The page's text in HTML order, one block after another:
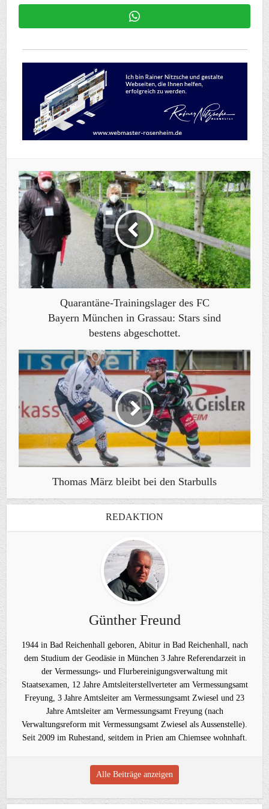
Quarantäne-Trainingslager des FC
Bayern München in Grassau: Stars sind
bestens abgeschottet.
Thomas März bleibt bei den Starbulls
REDAKTION
Günther Freund
1944 in Bad Reichenhall geboren, Abitur in Bad Reichenhall, nach
dem Studium der Geodäsie in München 3 Jahre Referendarzeit in
der Vermessungs- und Flurbereinigungsverwaltung mit
Staatsexamen, 12 Jahre Amtsleiterstellverteter am Vermessungsamt
Freyung, 3 Jahre Amtsleiter am Vermessungsamt Zwiesel und 23
Jahre Amtsleiter am Vermessungsamt Freyung (nach
Verwaltungsreform mit Vermessungsamt Zwiesel als Aussenstelle).
Seit 2009 im Ruhestand, seitdem in Prien am Chiemsee wohnhaft.
Alle Beiträge anzeigen